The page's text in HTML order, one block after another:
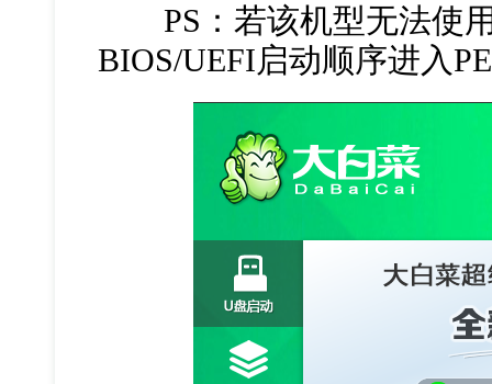
PS：若该机型无法使
BIOS/UEFI启动顺序进入